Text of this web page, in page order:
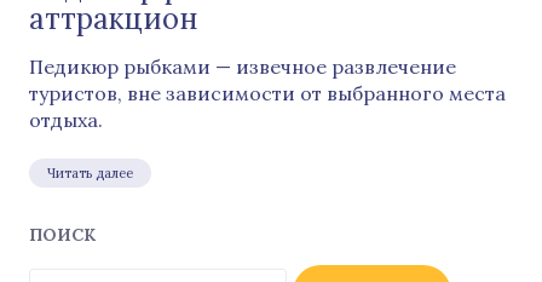
аттракцион
Педикюр рыбками — извечное развлечение
туристов, вне зависимости от выбранного места
отдыха.
Читать далее
ПОИСК